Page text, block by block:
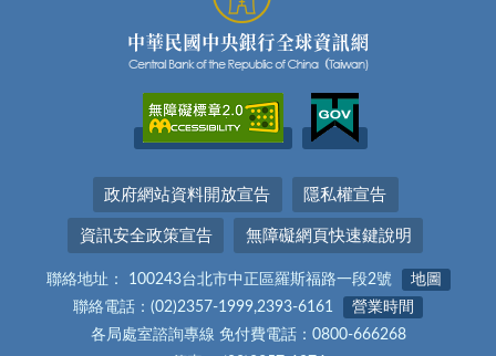
政府網站資料開放宣告 隱私權宣告
資訊安全政策宣告 無障礙網頁快速鍵說明
聯絡地址： 100243台北市中正區羅斯福路一段2號
地圖
聯絡電話：(02)2357-1999,2393-6161
營業時間
各局處室諮詢專線 免付費電話：0800-666268